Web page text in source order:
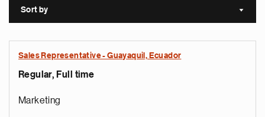
Sort by Sort
Sales Representative - Guayaquil, Ecuador
Regular, Full time
Marketing